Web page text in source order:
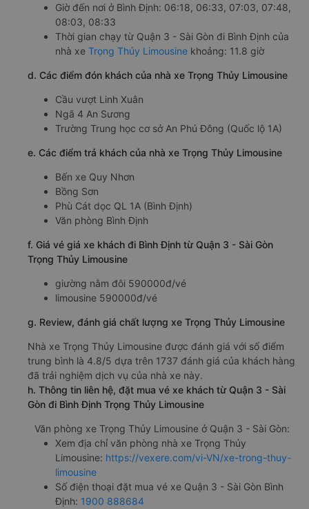
Giờ đến nơi ở Bình Định: 06:18, 06:33, 07:03, 07:48,
08:03, 08:33
Thời gian chạy từ Quận 3 - Sài Gòn đi Bình Định của
nhà xe Trọng Thủy Limousine khoảng: 11.8 giờ
d. Các điểm đón khách của nhà xe Trọng Thủy Limousine
Cầu vượt Linh Xuân
Ngã 4 An Sương
Trường Trung học cơ sở An Phú Đông (Quốc lộ 1A)
e. Các điểm trả khách của nhà xe Trọng Thủy Limousine
Bến xe Quy Nhơn
Bồng Sơn
Phù Cát dọc QL 1A (Bình Định)
Văn phòng Bình Định
f. Giá vé giá xe khách đi Bình Định từ Quận 3 - Sài Gòn
Trọng Thủy Limousine
giường nằm đôi 590000đ/vé
limousine 590000đ/vé
g. Review, đánh giá chất lượng xe Trọng Thủy Limousine
Nhà xe Trọng Thủy Limousine được đánh giá với số điểm
trung bình là 4.8/5 dựa trên 1737 đánh giá của khách hàng
đã trải nghiệm dịch vụ của nhà xe này.
h. Thông tin liên hệ, đặt mua vé xe khách từ Quận 3 - Sài
Gòn đi Bình Định Trọng Thủy Limousine
Văn phòng xe Trọng Thủy Limousine ở Quận 3 - Sài Gòn:
Xem địa chỉ văn phòng nhà xe Trọng Thủy
Limousine: https://vexere.com/vi-VN/xe-trong-thuy-
limousine
Số điện thoại đặt mua vé xe Quận 3 - Sài Gòn Bình
Định: 1900 888684